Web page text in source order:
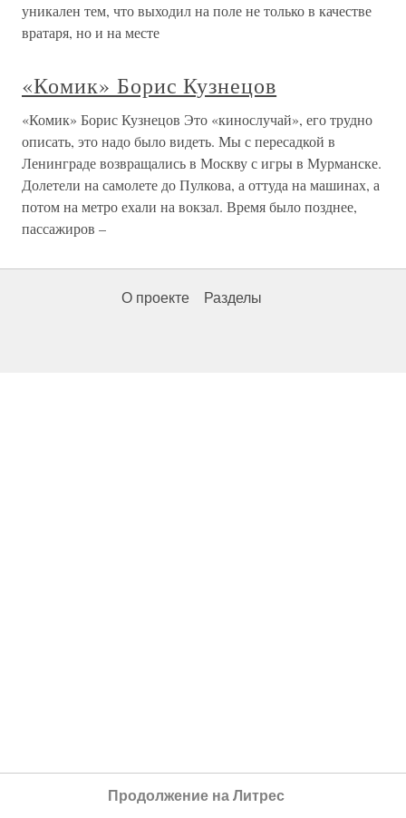
уникален тем, что выходил на поле не только в качестве
вратаря, но и на месте
«Комик» Борис Кузнецов
«Комик» Борис Кузнецов Это «кинослучай», его трудно
описать, это надо было видеть. Мы с пересадкой в
Ленинграде возвращались в Москву с игры в Мурманске.
Долетели на самолете до Пулкова, а оттуда на машинах, а
потом на метро ехали на вокзал. Время было позднее,
пассажиров –
О проекте Разделы
Продолжение на Литрес